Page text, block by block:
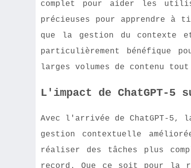
complet pour aider les
précieuses pour apprendre à
que la gestion du contexte
particulièrement bénéfique
larges volumes de contenu
L'impact de
Avec l'arrivée de ChatGPT-5,
gestion contextuelle
réaliser des tâches plus
record. Que ce soit pour la